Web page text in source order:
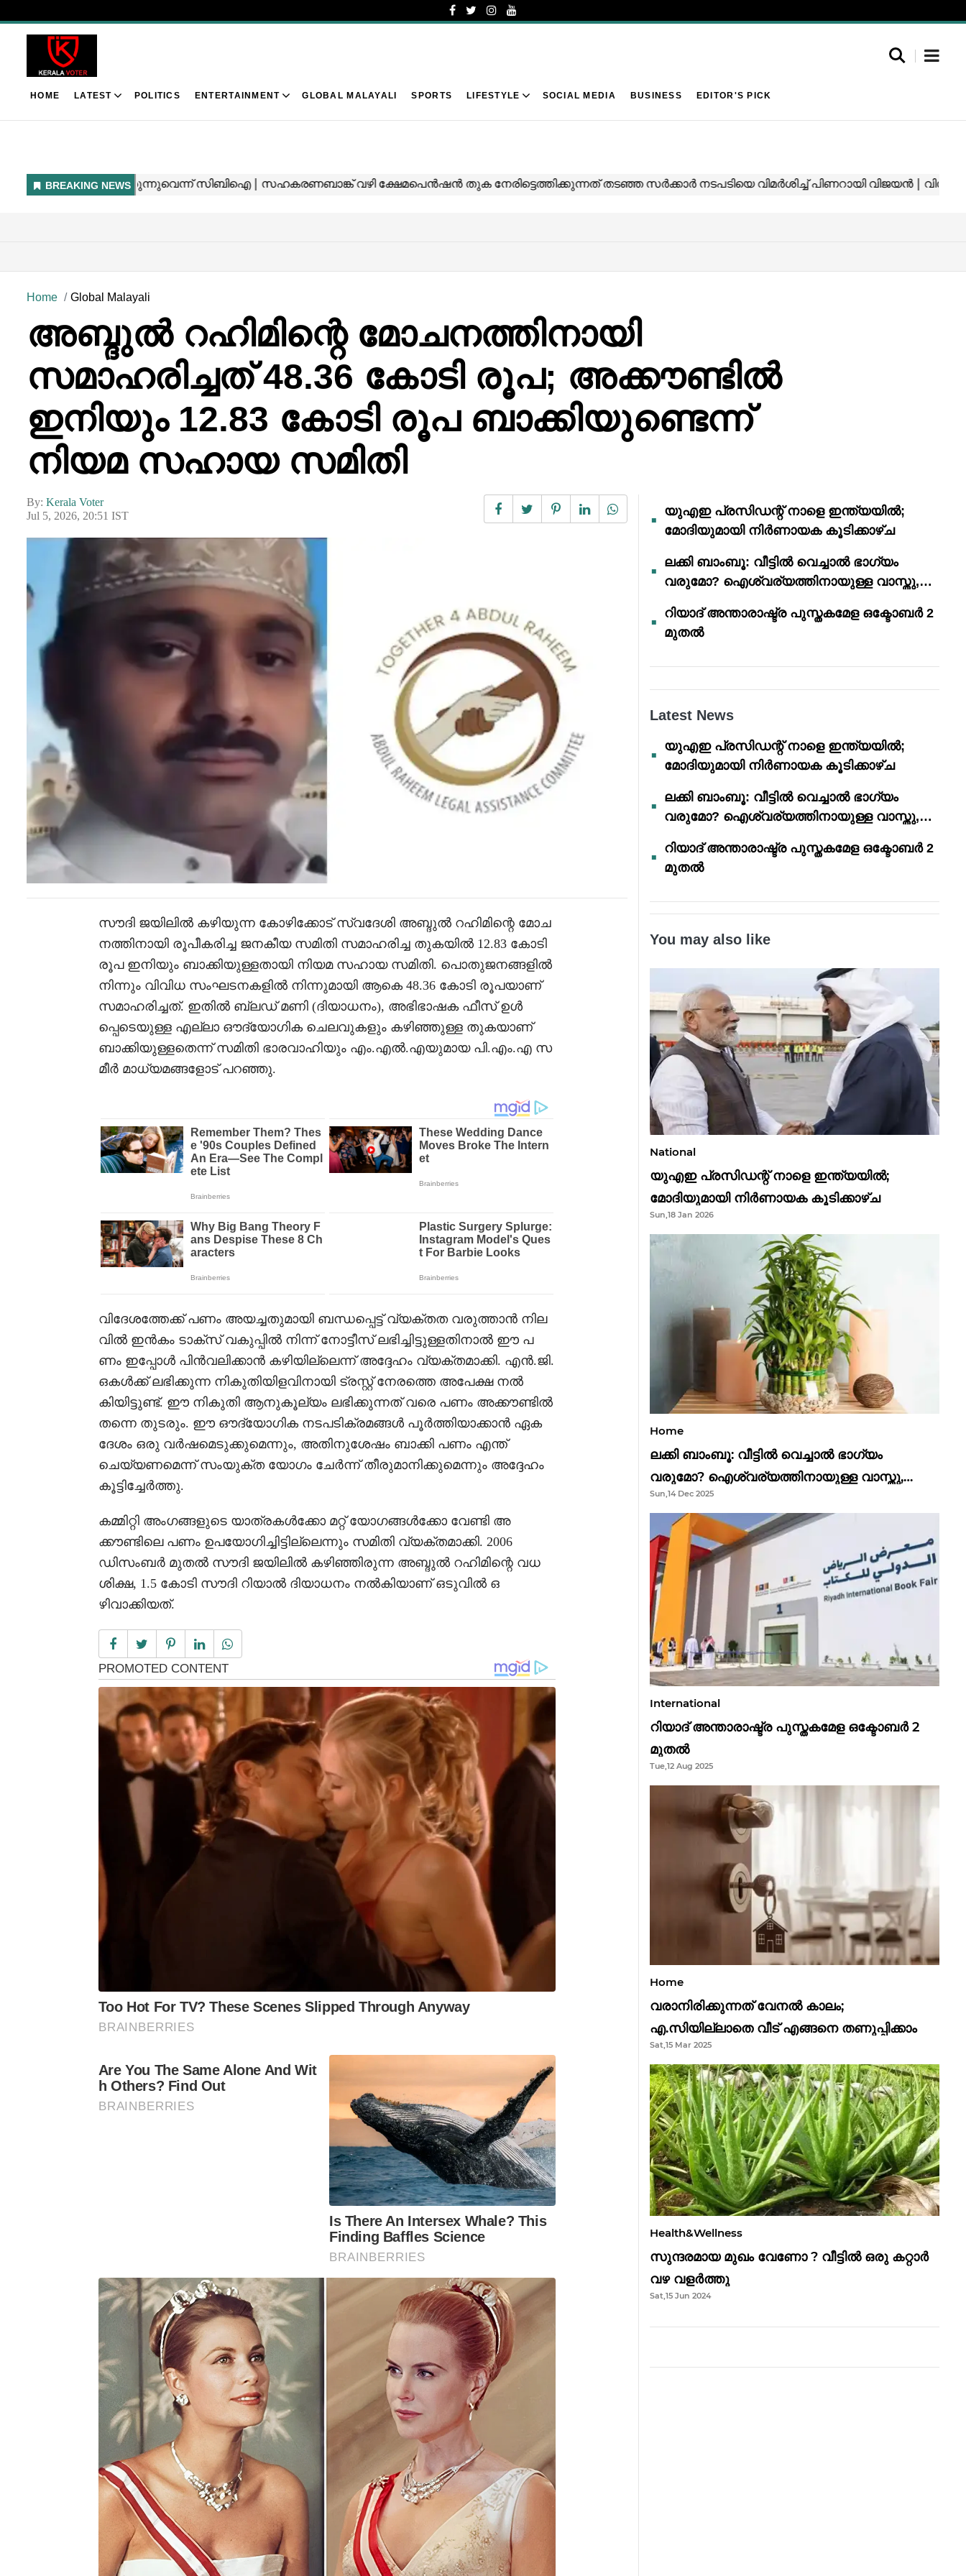
HOME LATEST POLITICS ENTERTAINMENT GLOBAL MALAYALI SPORTS LIFESTYLE SOCIAL MEDIA BUSINESS EDITOR'S PICK
Home Global Malayali
അബ്ദുൽ റഹിമിന്റെ മോചനത്തിനായി
സമാഹരിച്ചത് 48.36 കോടി രൂപ; അക്കൗണ്ടിൽ
ഇനിയും 12.83 കോടി രൂപ ബാക്കിയുണ്ടെന്ന്
നിയമ സഹായ സമിതി
By: Kerala Voter
Jul 5, 2026, 20:51 IST
സൗദി ജയിലിൽ കഴിയുന്ന കോഴിക്കോട് സ്വദേശി അബ്ദുൽ റഹിമിന്റെ മോച
നത്തിനായി രൂപീകരിച്ച ജനകീയ സമിതി സമാഹരിച്ച തുകയിൽ 12.83 കോടി
രൂപ ഇനിയും ബാക്കിയുള്ളതായി നിയമ സഹായ സമിതി. പൊതുജനങ്ങളിൽ
നിന്നും വിവിധ സംഘടനകളിൽ നിന്നുമായി ആകെ 48.36 കോടി രൂപയാണ്
സമാഹരിച്ചത്. ഇതിൽ ബ്ലഡ് മണി (ദിയാധനം), അഭിഭാഷക ഫീസ് ഉൾ
പ്പെടെയുള്ള എല്ലാ ഔദ്യോഗിക ചെലവുകളും കഴിഞ്ഞുള്ള തുകയാണ്
ബാക്കിയുള്ളതെന്ന് സമിതി ഭാരവാഹിയും എം.എൽ.എയുമായ പി.എം.എ സ
മീർ മാധ്യമങ്ങളോട് പറഞ്ഞു.
വിദേശത്തേക്ക് പണം അയച്ചതുമായി ബന്ധപ്പെട്ട് വ്യക്തത വരുത്താൻ നില
വിൽ ഇൻകം ടാക്സ് വകുപ്പിൽ നിന്ന് നോട്ടീസ് ലഭിച്ചിട്ടുള്ളതിനാൽ ഈ പ
ണം ഇപ്പോൾ പിൻവലിക്കാൻ കഴിയില്ലെന്ന് അദ്ദേഹം വ്യക്തമാക്കി. എൻ.ജി.
ഒകൾക്ക് ലഭിക്കുന്ന നികുതിയിളവിനായി ട്രസ്റ്റ് നേരത്തെ അപേക്ഷ നൽ
കിയിട്ടുണ്ട്. ഈ നികുതി ആനുകൂല്യം ലഭിക്കുന്നത് വരെ പണം അക്കൗണ്ടിൽ
തന്നെ തുടരും. ഈ ഔദ്യോഗിക നടപടിക്രമങ്ങൾ പൂർത്തിയാക്കാൻ ഏക
ദേശം ഒരു വർഷമെടുക്കുമെന്നും, അതിനുശേഷം ബാക്കി പണം എന്ത്
ചെയ്യണമെന്ന് സംയുക്ത യോഗം ചേർന്ന് തീരുമാനിക്കുമെന്നും അദ്ദേഹം
കൂട്ടിച്ചേർത്തു.
കമ്മിറ്റി അംഗങ്ങളുടെ യാത്രകൾക്കോ മറ്റ് യോഗങ്ങൾക്കോ വേണ്ടി അ
ക്കൗണ്ടിലെ പണം ഉപയോഗിച്ചിട്ടില്ലെന്നും സമിതി വ്യക്തമാക്കി. 2006
ഡിസംബർ മുതൽ സൗദി ജയിലിൽ കഴിഞ്ഞിരുന്ന അബ്ദുൽ റഹിമിന്റെ വധ
ശിക്ഷ, 1.5 കോടി സൗദി റിയാൽ ദിയാധനം നൽകിയാണ് ഒടുവിൽ ഒ
ഴിവാക്കിയത്.
യുഎഇ പ്രസിഡന്റ് നാളെ ഇന്ത്യയിൽ;
മോദിയുമായി നിർണായക കൂടിക്കാഴ്ച
ലക്കി ബാംബൂ: വീട്ടിൽ വെച്ചാൽ ഭാഗ്യം
വരുമോ? ഐശ്വര്യത്തിനായുള്ള വാസ്തു,
റിയാദ് അന്താരാഷ്ട്ര പുസ്തകമേള ഒക്ടോബർ 2
മുതൽ
Latest News
യുഎഇ പ്രസിഡന്റ് നാളെ ഇന്ത്യയിൽ;
മോദിയുമായി നിർണായക കൂടിക്കാഴ്ച
ലക്കി ബാംബൂ: വീട്ടിൽ വെച്ചാൽ ഭാഗ്യം
വരുമോ? ഐശ്വര്യത്തിനായുള്ള വാസ്തു,
റിയാദ് അന്താരാഷ്ട്ര പുസ്തകമേള ഒക്ടോബർ 2
മുതൽ
You may also like
National
യുഎഇ പ്രസിഡന്റ് നാളെ ഇന്ത്യയിൽ;
മോദിയുമായി നിർണായക കൂടിക്കാഴ്ച
Sun,18 Jan 2026
Home
ലക്കി ബാംബൂ: വീട്ടിൽ വെച്ചാൽ ഭാഗ്യം
വരുമോ? ഐശ്വര്യത്തിനായുള്ള വാസ്തു,
ഫെങ് ഷൂയി വിശ്വാസങ്ങൾ
Sun,14 Dec 2025
International
റിയാദ് അന്താരാഷ്ട്ര പുസ്തകമേള ഒക്ടോബർ 2
മുതൽ
Tue,12 Aug 2025
Home
വരാനിരിക്കുന്നത് വേനൽ കാലം;
എ.സിയില്ലാതെ വീട് എങ്ങനെ തണുപ്പിക്കാം
Sat,15 Mar 2025
Health&Wellness
സുന്ദരമായ മുഖം വേണോ ? വീട്ടിൽ ഒരു കറ്റാർ
വഴ വളർത്തു
Sat,15 Jun 2024